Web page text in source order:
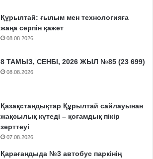
Құрылтай: ғылым мен технологияға
жаңа серпін қажет
08.08.2026
8 ТАМЫЗ, СЕНБІ, 2026 ЖЫЛ №85 (23 699)
08.08.2026
Қазақстандықтар Құрылтай сайлауынан
жақсылық күтеді – қоғамдық пікір
зерттеуі
07.08.2026
Қарағандыда №3 автобус паркінің